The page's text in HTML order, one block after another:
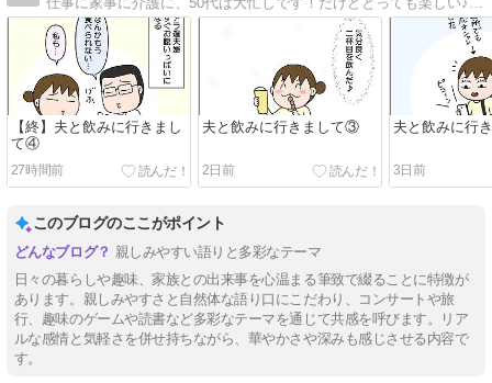
【終】夫と飲みに行きまし
て④
27時間前
夫と飲みに行きまして③
2日前
夫と飲みに行
3日前
このブログのここがポイント
親しみやすい語りと多彩なテーマ
日々の暮らしや趣味、家族との出来事を心温まる筆致で綴ることに特徴が
あります。親しみやすさと自然体な語り口にこだわり、コンサートや旅
行、趣味のゲームや読書など多彩なテーマを通じて共感を呼びます。リア
ルな感情と気軽さを併せ持ちながら、華やかさや深みも感じさせる内容で
す。